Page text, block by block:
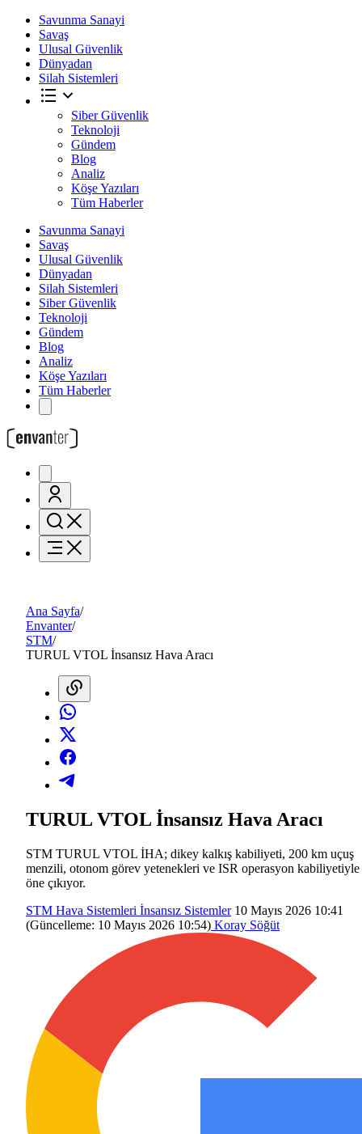
Savunma Sanayi
Savaş
Ulusal Güvenlik
Dünyadan
Silah Sistemleri
Siber Güvenlik
Teknoloji
Gündem
Blog
Analiz
Köşe Yazıları
Tüm Haberler
Savunma Sanayi
Savaş
Ulusal Güvenlik
Dünyadan
Silah Sistemleri
Siber Güvenlik
Teknoloji
Gündem
Blog
Analiz
Köşe Yazıları
Tüm Haberler
Ana Sayfa/
Envanter/
STM/
TURUL VTOL İnsansız Hava Aracı
TURUL VTOL İnsansız Hava Aracı
STM TURUL VTOL İHA; dikey kalkış kabiliyeti, 200 km uçuş
menzili, otonom görev yetenekleri ve ISR operasyon kabiliyetiyle
öne çıkıyor.
STM Hava Sistemleri İnsansız Sistemler 10 Mayıs 2026 10:41
(Güncelleme: 10 Mayıs 2026 10:54) Koray Söğüt